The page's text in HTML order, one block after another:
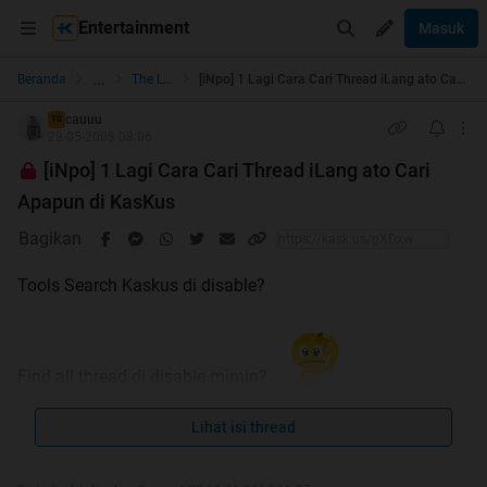
Entertainment Masuk
Beranda ... The Lounge
TS cauuu
[iNpo] 1 Lagi Cara Cari Thread iLang ato Cari
Apapun di KasKus
Bagikan
Tools Search Kaskus di disable?
Lihat isi thread